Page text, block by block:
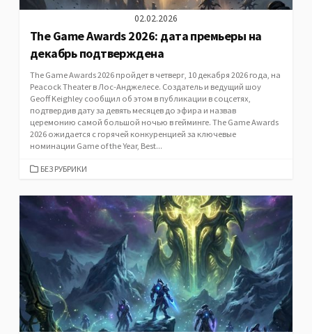
02.02.2026
The Game Awards 2026: дата премьеры на
декабрь подтверждена
The Game Awards 2026 пройдет в четверг, 10 декабря 2026 года, на
Peacock Theater в Лос-Анджелесе. Создатель и ведущий шоу
Geoff Keighley сообщил об этом в публикации в соцсетях,
подтвердив дату за девять месяцев до эфира и назвав
церемонию самой большой ночью в гейминге. The Game Awards
2026 ожидается с горячей конкуренцией за ключевые
номинации Game of the Year, Best...
CATEGORIES
БЕЗ РУБРИКИ